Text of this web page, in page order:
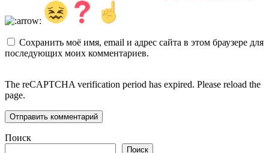
Сохранить моё имя, email и адрес сайта в этом браузере для
последующих моих комментариев.
The reCAPTCHA verification period has expired. Please reload the
page.
Поиск
Поиск